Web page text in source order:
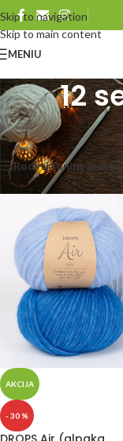
Skip to navigation
Skip to main content
MENIU
12
Pradžia/Produkto
Rodyti šoninę juostą
AKCIJA
- 30 %